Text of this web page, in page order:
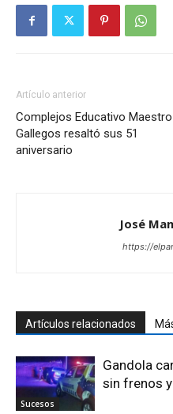
Artículo anterior
Complejos Educativo Maestro
Gallegos resaltó sus 51
aniversario
José
https://
Artículos relacionados
Sucesos
Gandola
sin frenos